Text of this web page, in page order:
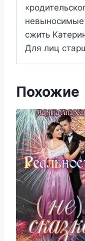
сжить
Для лиц
Похожие